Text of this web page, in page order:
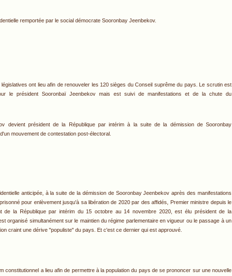
remportée par le social démocrate Sooronbay Jeenbekov.
législatives ont lieu afin de renouveler les 120 sièges du Conseil suprême du pays. Le scrutin est
le président Sooronbaï Jeenbekov mais est suivi de manifestations et de la chute du
devient président de la République par intérim à la suite de la démission de Sooronbay
mouvement de contestation post-électoral.
anticipée, à la suite de la démission de Sooronbay Jeenbekov après des manifestations
pour enlèvement jusqu'à sa libération de 2020 par des affidés, Premier ministre depuis le
de la République par intérim du 15 octobre au 14 novembre 2020, est élu président de la
organisé simultanément sur le maintien du régime parlementaire en vigueur ou le passage à un
craint une dérive "populiste" du pays. Et c'est ce dernier qui est approuvé.
constitutionnel a lieu afin de permettre à la population du pays de se prononcer sur une nouvelle